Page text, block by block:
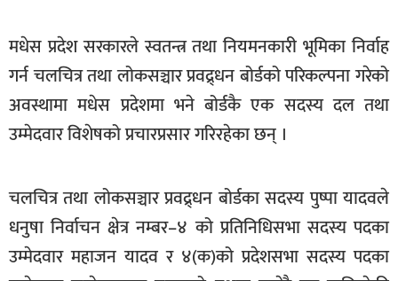
खेलकुद
मनोरञ्जन
फोटो
/
अन्य
समाज
मधेस प्रदेश सरकारले स्वतन्त्र तथा नियमनकारी भूमिका निर्वाह
गर्न चलचित्र तथा लोकसञ्चार प्रवद्र्धन बोर्डको परिकल्पना गरेको
अवस्थामा मधेस प्रदेशमा भने बोर्डकै एक सदस्य दल तथा
उम्मेदवार विशेषको प्रचारप्रसार गरिरहेका छन् ।
चलचित्र तथा लोकसञ्चार प्रवद्र्धन बोर्डका सदस्य पुष्पा यादवले
धनुषा निर्वाचन क्षेत्र नम्बर–४ को प्रतिनिधिसभा सदस्य पदका
उम्मेदवार महाजन यादव र ४(क)को प्रदेशसभा सदस्य पदका